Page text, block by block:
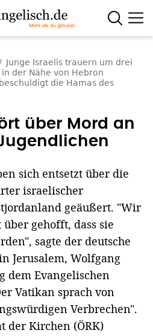
Junge Israelis trauern um drei
der Nähe von Hebron
die Hamas des
über Mord an
sich entsetzt über die
israelischer
geäußert. "Wir
gehofft, dass sie
sagte der deutsche
Jerusalem, Wolfgang
dem Evangelischen
Vatikan sprach von
Verbrechen".
der Kirchen (ÖRK)